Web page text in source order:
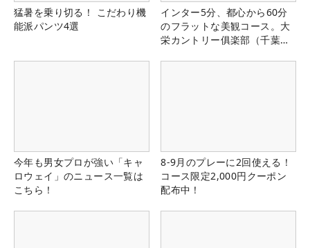
猛暑を乗り切る！ こだわり機
能派パンツ4選
インター5分、都心から60分
のフラットな美観コース。大
栄カントリー俱楽部（千葉
今年も男女プロが強い「キャ
ロウェイ」のニュース一覧は
こちら！
8-9月のプレーに2回使える！
コース限定2,000円クーポン
配布中！